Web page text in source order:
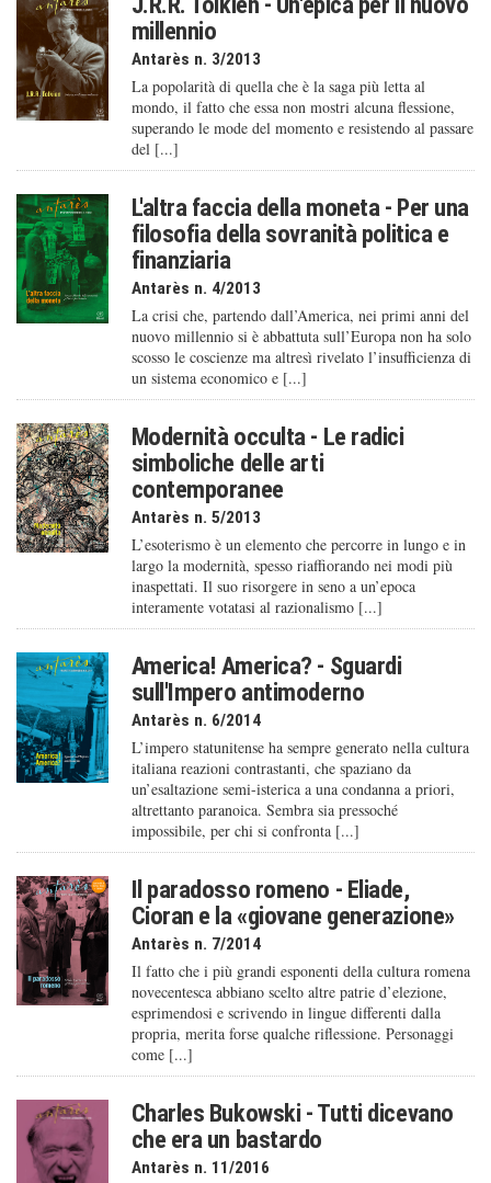
millennio
Antarès n. 3/2013
La popolarità di quella che è la saga più letta al
mondo, il fatto che essa non mostri alcuna flessione,
superando le mode del momento e resistendo al passare
del [...]
L'altra faccia della moneta - Per una
filosofia della sovranità politica e
finanziaria
Antarès n. 4/2013
La crisi che, partendo dall’America, nei primi anni del
nuovo millennio si è abbattuta sull’Europa non ha solo
scosso le coscienze ma altresì rivelato l’insufficienza di
un sistema economico e [...]
Modernità occulta - Le radici
simboliche delle arti
contemporanee
Antarès n. 5/2013
L’esoterismo è un elemento che percorre in lungo e in
largo la modernità, spesso riaffiorando nei modi più
inaspettati. Il suo risorgere in seno a un’epoca
interamente votatasi al razionalismo [...]
America! America? - Sguardi
sull'Impero antimoderno
Antarès n. 6/2014
L’impero statunitense ha sempre generato nella cultura
italiana reazioni contrastanti, che spaziano da
un’esaltazione semi-isterica a una condanna a priori,
altrettanto paranoica. Sembra sia pressoché
impossibile, per chi si confronta [...]
Il paradosso romeno - Eliade,
Cioran e la «giovane generazione»
Antarès n. 7/2014
Il fatto che i più grandi esponenti della cultura romena
novecentesca abbiano scelto altre patrie d’elezione,
esprimendosi e scrivendo in lingue differenti dalla
propria, merita forse qualche riflessione. Personaggi
come [...]
Charles Bukowski - Tutti dicevano
che era un bastardo
Antarès n. 11/2016